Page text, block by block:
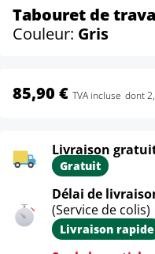
Tabouret de
Couleur: Gris
85,90 € TVA incluse dont
Livraison
Gratuit
Délai de
(Service de colis)
Livraison rapide